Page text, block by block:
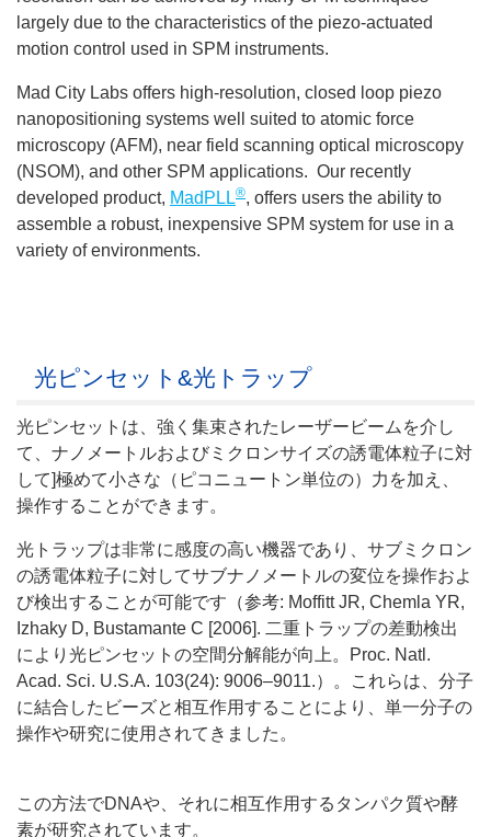
largely due to the characteristics of the piezo-actuated
motion control used in SPM instruments.
Mad City Labs offers high-resolution, closed loop piezo
nanopositioning systems well suited to atomic force
microscopy (AFM), near field scanning optical microscopy
(NSOM), and other SPM applications. Our recently
developed product, MadPLL®, offers users the ability to
assemble a robust, inexpensive SPM system for use in a
variety of environments.
光ピンセット&光トラップ
光ピンセットは、強く集束されたレーザービームを介し
て、ナノメートルおよびミクロンサイズの誘電体粒子に対
して]極めて小さな（ピコニュートン単位の）力を加え、
操作することができます。
光トラップは非常に感度の高い機器であり、サブミクロン
の誘電体粒子に対してサブナノメートルの変位を操作およ
び検出することが可能です（参考: Moffitt JR, Chemla YR,
Izhaky D, Bustamante C [2006]. 二重トラップの差動検出
により光ピンセットの空間分解能が向上。Proc. Natl.
Acad. Sci. U.S.A. 103(24): 9006–9011.）。これらは、分子
に結合したビーズと相互作用することにより、単一分子の
操作や研究に使用されてきました。
この方法でDNAや、それに相互作用するタンパク質や酵
素が研究されています。